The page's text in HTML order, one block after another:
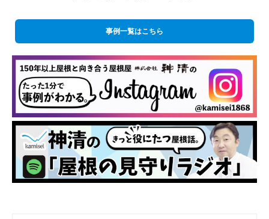
事例一覧はこちら